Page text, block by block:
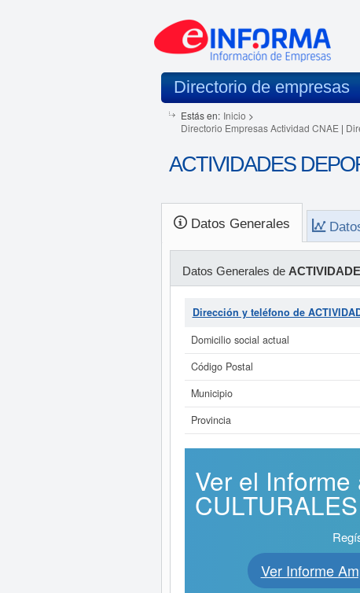
Directorio de empresas
Estás en: Inicio >
Directorio Empresas Actividad CNAE |
ACTIVIDADES
Datos Generales
Datos Generales de
Dirección y teléfono de
Domicilio social actual
Código Postal
Municipio
Provincia
Ver el
Ver Informe